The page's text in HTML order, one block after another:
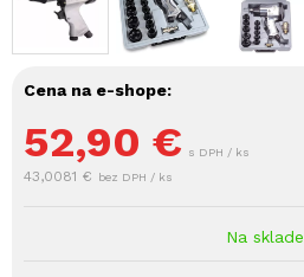
Cena na e-shope:
52,90 € s DPH / ks
43,0081 € bez DPH / ks
Na sklade